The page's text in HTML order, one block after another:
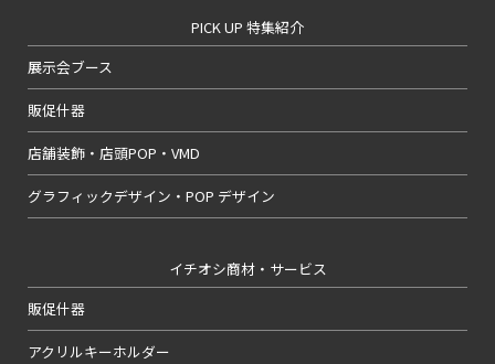
PICK UP 特集紹介
展示会ブース
販促什器
店舗装飾・店頭POP・VMD
グラフィックデザイン・POP デザイン
イチオシ商材・サービス
販促什器
アクリルキーホルダー